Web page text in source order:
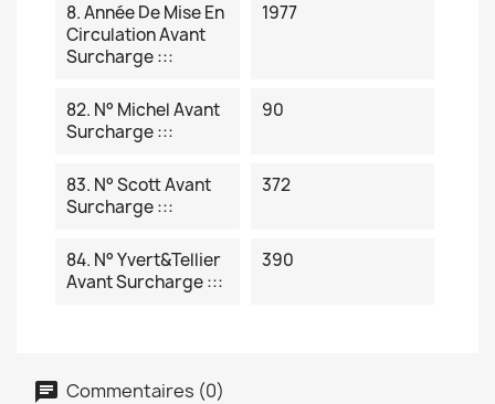
8. Année De Mise En
Circulation Avant
Surcharge :::
1977
82. N° Michel Avant
Surcharge :::
90
83. N° Scott Avant
Surcharge :::
372
84. N° Yvert&Tellier
Avant Surcharge :::
390
Commentaires (0)